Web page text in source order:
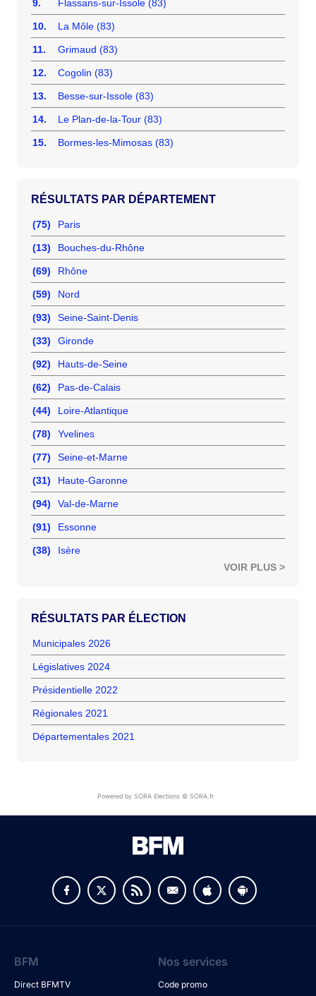
9. Flassans-sur-Issole (83)
10. La Môle (83)
11. Grimaud (83)
12. Cogolin (83)
13. Besse-sur-Issole (83)
14. Le Plan-de-la-Tour (83)
15. Bormes-les-Mimosas (83)
RÉSULTATS PAR DÉPARTEMENT
(75) Paris
(13) Bouches-du-Rhône
(69) Rhône
(59) Nord
(93) Seine-Saint-Denis
(33) Gironde
(92) Hauts-de-Seine
(62) Pas-de-Calais
(44) Loire-Atlantique
(78) Yvelines
(77) Seine-et-Marne
(31) Haute-Garonne
(94) Val-de-Marne
(91) Essonne
(38)
Isère
VOIR PLUS >
RÉSULTATS PAR ÉLECTION
Municipales 2026
Législatives 2024
Présidentielle 2022
Régionales 2021
Départementales 2021
Powered by SORA Elections © SORA.fr
BFM
Direct BFMTV
Nos services
Code promo